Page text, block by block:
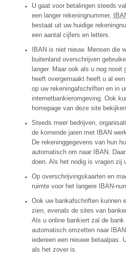
U gaat voor betalingen steeds
een langer rekeningnummer,
bestaat uit uw huidige
een aantal cijfers en letters.
IBAN is niet nieuw. Mensen die
buitenland overschrijven
langer. Maar ook als u nog nooit
heeft overgemaakt heeft u al
op uw rekeningafschriften en in
internetbankieromgeving. Ook
homepage van deze site
Steeds meer bedrijven,
de komende jaren met IBAN
De rekeninggegevens van hun
automatisch om naar IBAN.
doen. Als het nodig is vragen zij
Op overschrijvingskaarten en
ruimte voor het langere IBAN-
Ook uw bankafschriften kunnen
zien, evenals de sites van
Als u online bankiert zal de bank
automatisch omzetten naar
iedereen een nieuwe betaalpas.
als het zover is.